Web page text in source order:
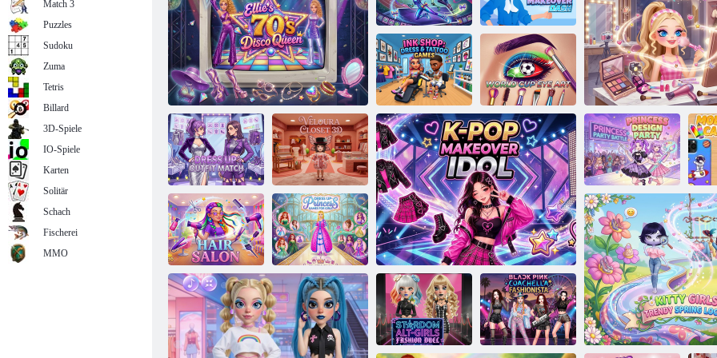
Military Style-Woche
Modesalon
80ern
Flapper Glam
Makeover
Ellies 70er Disco Queen
Sportsaison der
Moon League
Fashion
Makeover Dash
Fashion Girl
Ink Shop:
Kleidungs - und
Tattoo-Spiele
Weltcup-
Augenkunst
Anziehen:
Outfit-Match
Veloura Schrank
3D
2-Spieler-Spiele
– Princess
Design Party
Friseursalon
Dress Up -
Spiele für
Mädchen
Match 3
Puzzles
Sudoku
Zuma
Tetris
Billard
3D-Spiele
IO-Spiele
Karten
Solitär
Schach
Fischerei
MMO